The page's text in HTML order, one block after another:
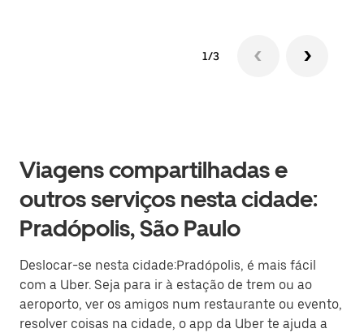
1/3
Viagens compartilhadas e
outros serviços nesta cidade:
Pradópolis, São Paulo
Deslocar-se nesta cidade:Pradópolis, é mais fácil
com a Uber. Seja para ir à estação de trem ou ao
aeroporto, ver os amigos num restaurante ou evento,
resolver coisas na cidade, o app da Uber te ajuda a